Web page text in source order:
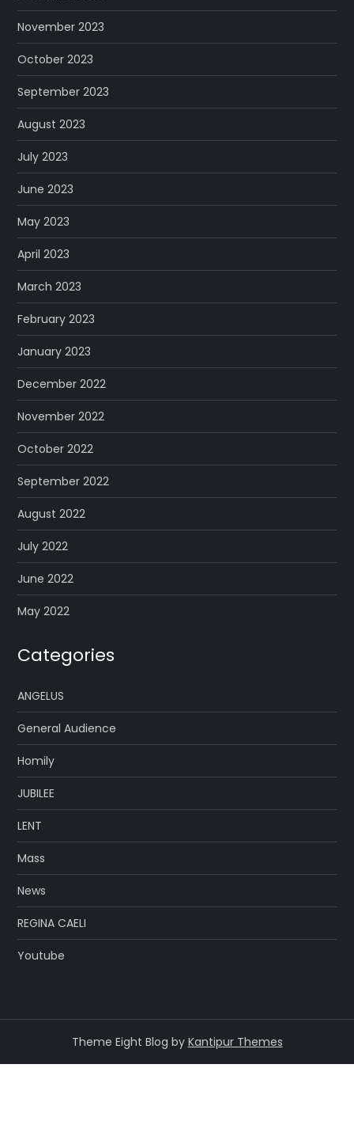
November 2023
October 2023
September 2023
August 2023
July 2023
June 2023
May 2023
April 2023
March 2023
February 2023
January 2023
December 2022
November 2022
October 2022
September 2022
August 2022
July 2022
June 2022
May 2022
Categories
ANGELUS
General Audience
Homily
JUBILEE
LENT
Mass
News
REGINA CAELI
Youtube
Theme Eight Blog by Kantipur Themes